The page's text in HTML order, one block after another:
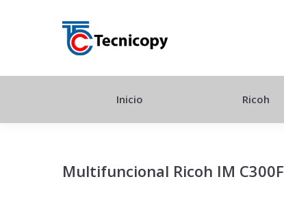
Inicio Ricoh
Multifuncional Ricoh IM C300F